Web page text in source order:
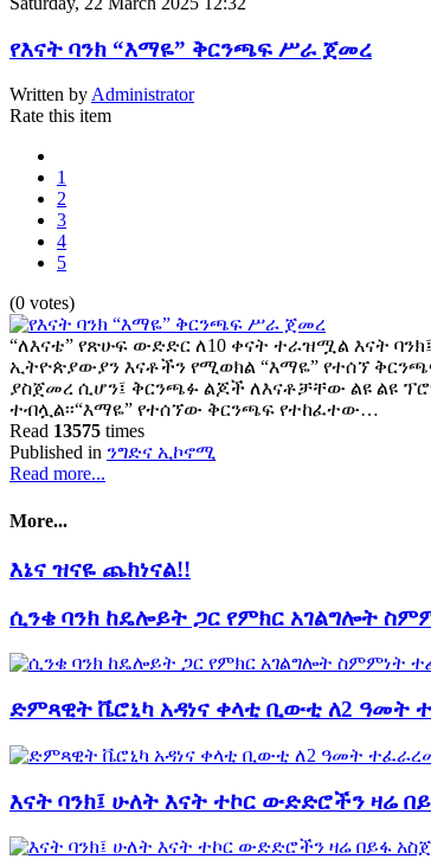
የእናት ባንክ “እማዬ” ቅርንጫፍ ሥራ ጀመረ
Written byAdministrator
Rate this item
1
2
3
4
5
(0 votes)
“ለእናቴ” የጽሁፍ ውድድር ለ10 ቀናት ተራዝሟል እናት
ኢትዮጵያውያን እናቶችን የሚወክል “እማዬ” የተሰኘ
ያስጀመረ ሲሆን፤ ቅርንጫፉ ልጆች ለእናቶቻቸው ልዩ ልዩ
ተብሏል፡፡“እማዬ” የተሰኘው ቅርንጫፍ የተከፈተው…
Read 13575 times
Published in ንግድና ኢኮኖሚ
Read more...
More...
እኔና ዝናዬ ጨክነናል!!
ሲንቄ ባንክ ከዴሎይት ጋር የምክር አገልግሎት
ድምጻዊት ቬሮኒካ አዳነና ቀላቲ ቢውቲ ለ2 ዓመት
እናት ባንክ፤ ሁለት እናት ተኮር ውድድሮችን ዛሬ